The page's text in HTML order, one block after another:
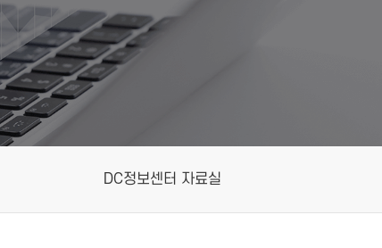
DC정보센터 자료실